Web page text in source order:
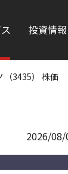
投資情報
（3435） 株価
2026/08/